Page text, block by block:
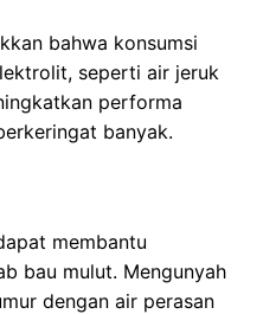
bahwa konsumsi
seperti air jeruk
performa
banyak.
membantu
bau mulut. Mengunyah
dengan air perasan